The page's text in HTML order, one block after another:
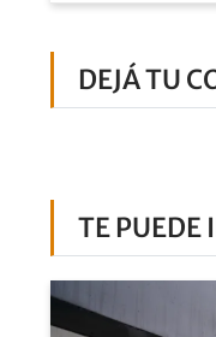
DEJÁ TU
TE PUEDE